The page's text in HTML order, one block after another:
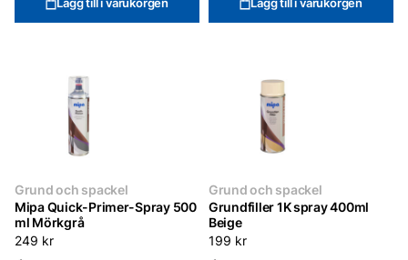
Grund och spackel
Mipa Quick-Primer-Spray 500
ml Mörkgrå
249 kr
Grund och spackel
Grundfiller 1K spray 400ml
Beige
199 kr